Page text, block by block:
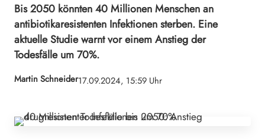
Bis 2050 könnten 40 Millionen Menschen an
antibiotikaresistenten Infektionen sterben. Eine
aktuelle Studie warnt vor einem Anstieg der
Todesfälle um 70%.
Martin Schneider17.09.2024, 15:59 Uhr